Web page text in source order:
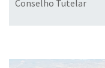
Conselho Tutelar